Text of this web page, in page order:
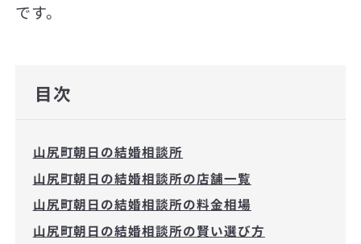
です。
目次
山尻町朝日の結婚相談所
山尻町朝日の結婚相談所の店舗一覧
山尻町朝日の結婚相談所の料金相場
山尻町朝日の結婚相談所の賢い選び方